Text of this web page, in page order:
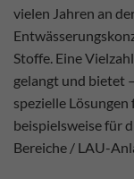
vielen Jahren an
Stoffe. Eine
gelangt und bietet
spezielle
beispielsweise für
Bereiche / LAU-